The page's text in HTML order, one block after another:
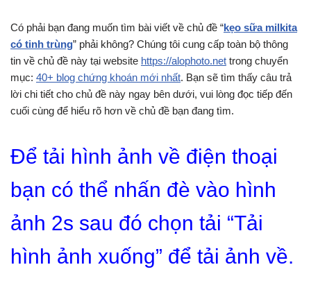
Có phải bạn đang muốn tìm bài viết về chủ đề “kẹo sữa milkita
có tinh trùng” phải không? Chúng tôi cung cấp toàn bộ thông
tin về chủ đề này tại website https://alophoto.net trong chuyển
mục: 40+ blog chứng khoán mới nhất. Bạn sẽ tìm thấy câu trả
lời chi tiết cho chủ đề này ngay bên dưới, vui lòng đọc tiếp đến
cuối cùng để hiểu rõ hơn về chủ đề bạn đang tìm.
Để tải hình ảnh về điện thoại
bạn có thể nhấn đè vào hình
ảnh 2s sau đó chọn tải “Tải
hình ảnh xuống” để tải ảnh về.